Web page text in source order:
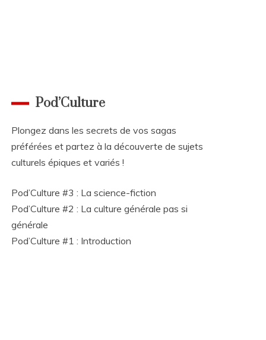
Pod’Culture
Plongez dans les secrets de vos sagas
préférées et partez à la découverte de sujets
culturels épiques et variés !
Pod’Culture #3 : La science-fiction
Pod’Culture #2 : La culture générale pas si
générale
Pod’Culture #1 : Introduction